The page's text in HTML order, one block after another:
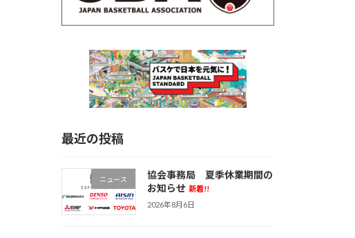
最近の投稿
ニュース
協会事務局 夏季休業期間の
お知らせ 新着!!
2026年8月6日